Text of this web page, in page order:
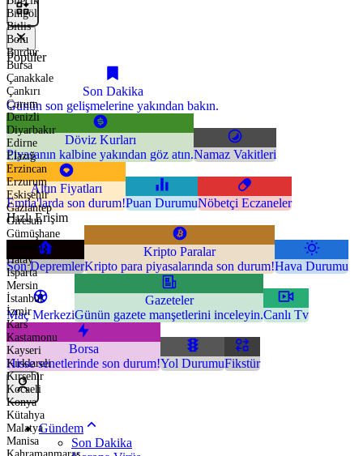
Bingöl
Bitlis
Bolu
Burdur
Bursa
Çanakkale
Çankırı
Çorum
Denizli
Diyarbakır
Edirne
Elazığ
Erzincan
Erzurum
Eskişehir
Gaziantep
Giresun
Gümüşhane
Hakkari
Hatay
Isparta
Mersin
İstanbul
İzmir
Kars
Kastamonu
Kayseri
Kırklareli
Kırşehir
Kocaeli
Konya
Kütahya
Malatya
Manisa
Popüler
Son Dakika
Günün son gelişmelerine yakından bakın.
Döviz Kurları
Piyasanın kalbine yakından göz atın.Namaz Vakitleri
Altın Fiyatları
Emtia'larda son durum!Puan DurumuNöbetçi Eczaneler
Hızlı Erişim
Son Depremler
Kripto Paralar
Kripto para piyasalarında son durum!Hava Durumu
Maç Merkezi
Gazeteler
Günün gazete manşetlerini inceleyin.Canlı Tv
Borsa
Hisse senetlerinde son durum!Yol DurumuFikstür
Gündem
Son Dakika